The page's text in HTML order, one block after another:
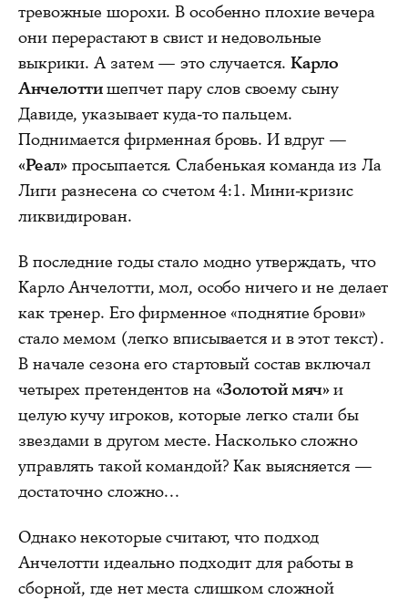
тревожные шорохи. В особенно плохие вечера
они перерастают в свист и недовольные
выкрики. А затем — это случается. Карло
Анчелоттишепчет пару слов своему сыну
Давиде, указывает куда-то пальцем.
Поднимается фирменная бровь. И вдруг —
«Реал»просыпается. Слабенькая команда из Ла
Лиги разнесена со счетом 4:1. Мини-кризис
ликвидирован.
В последние годы стало модно утверждать, что
Карло Анчелотти, мол, особо ничего и не делает
как тренер. Его фирменное «поднятие брови»
стало мемом (легко вписывается и в этот текст).
В начале сезона его стартовый состав включал
четырех претендентов на «Золотой мяч»и
целую кучу игроков, которые легко стали бы
звездами в другом месте. Насколько сложно
управлять такой командой? Как выясняется —
достаточно сложно...
Однако некоторые считают, что подход
Анчелотти идеально подходит для работы в
сборной, где нет места слишком сложной